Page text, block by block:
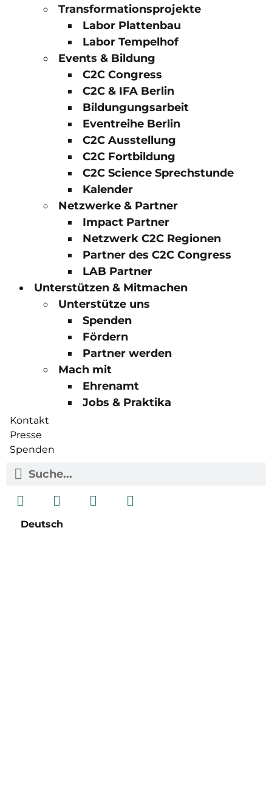
Transformationsprojekte
Labor Plattenbau
Labor Tempelhof
Events & Bildung
C2C Congress
C2C & IFA Berlin
Bildungungsarbeit
Eventreihe Berlin
C2C Ausstellung
C2C Fortbildung
C2C Science Sprechstunde
Kalender
Netzwerke & Partner
Impact Partner
Netzwerk C2C Regionen
Partner des C2C Congress
LAB Partner
Unterstützen & Mitmachen
Unterstütze uns
Spenden
Fördern
Partner werden
Mach mit
Ehrenamt
Jobs & Praktika
Kontakt
Presse
Spenden
Deutsch